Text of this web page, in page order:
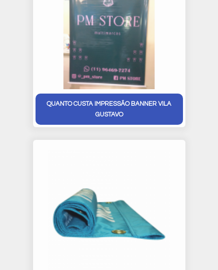
QUANTO CUSTA IMPRESSÃO BANNER VILA
GUSTAVO